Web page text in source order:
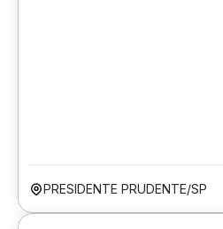
PRESIDENTE PRUDENTE/SP